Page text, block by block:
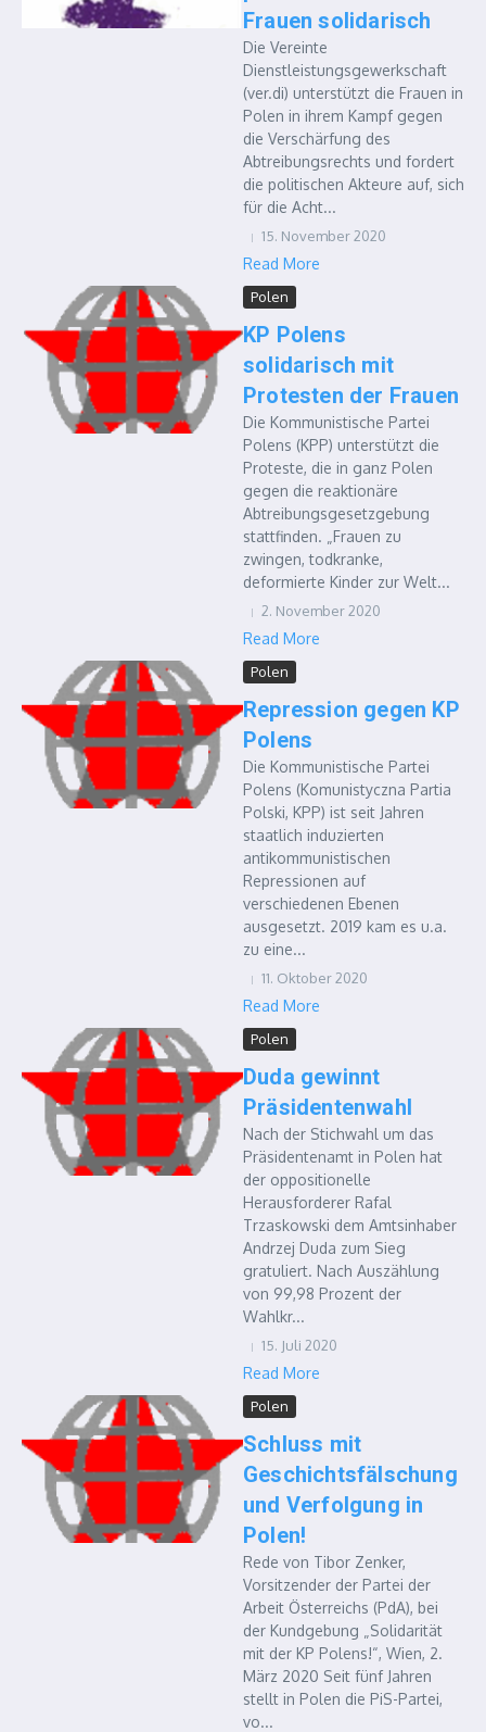
Frauen solidarisch
Die Vereinte
Dienstleistungsgewerkschaft
(ver.di) unterstützt die Frauen in
Polen in ihrem Kampf gegen
die Verschärfung des
Abtreibungsrechts und fordert
die politischen Akteure auf, sich
für die Acht...
15. November 2020
Read More
Polen
KP Polens
solidarisch mit
Protesten der Frauen
Die Kommunistische Partei
Polens (KPP) unterstützt die
Proteste, die in ganz Polen
gegen die reaktionäre
Abtreibungsgesetzgebung
stattfinden. „Frauen zu
zwingen, todkranke,
deformierte Kinder zur Welt...
2. November 2020
Read More
Polen
Repression gegen KP
Polens
Die Kommunistische Partei
Polens (Komunistyczna Partia
Polski, KPP) ist seit Jahren
staatlich induzierten
antikommunistischen
Repressionen auf
verschiedenen Ebenen
ausgesetzt. 2019 kam es u.a.
zu eine...
11. Oktober 2020
Read More
Polen
Duda gewinnt
Präsidentenwahl
Nach der Stichwahl um das
Präsidentenamt in Polen hat
der oppositionelle
Herausforderer Rafal
Trzaskowski dem Amtsinhaber
Andrzej Duda zum Sieg
gratuliert. Nach Auszählung
von 99,98 Prozent der
Wahlkr...
15. Juli 2020
Read More
Polen
Schluss mit
Geschichtsfälschung
und Verfolgung in
Polen!
Rede von Tibor Zenker,
Vorsitzender der Partei der
Arbeit Österreichs (PdA), bei
der Kundgebung „Solidarität
mit der KP Polens!“, Wien, 2.
März 2020 Seit fünf Jahren
stellt in Polen die PiS-Partei,
vo...